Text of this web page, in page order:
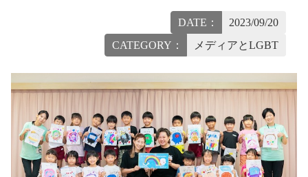
DATE：
2023/09/20
CATEGORY：
メディアとLGBT